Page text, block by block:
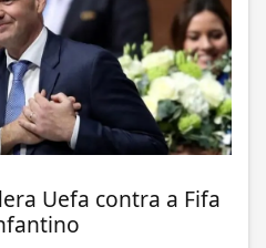
Uefa contra a Fifa